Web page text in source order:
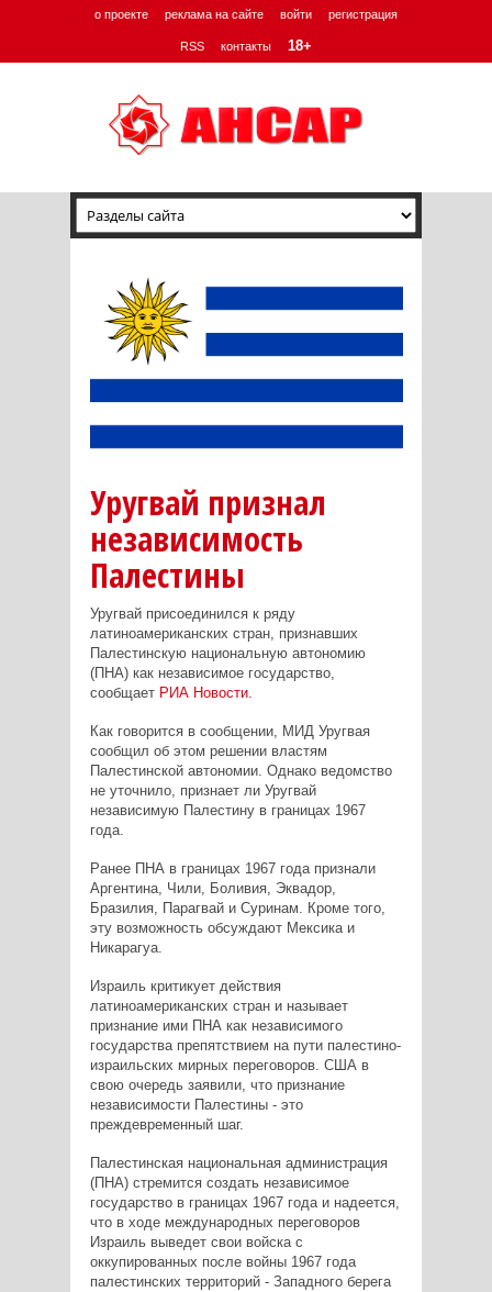
о проекте реклама на сайте войти регистрация
RSS контакты 18+
Уругвай признал
независимость
Палестины
Уругвай присоединился к ряду
латиноамериканских стран, признавших
Палестинскую национальную автономию
(ПНА) как независимое государство,
сообщает РИА Новости.
Как говорится в сообщении, МИД Уругвая
сообщил об этом решении властям
Палестинской автономии. Однако ведомство
не уточнило, признает ли Уругвай
независимую Палестину в границах 1967
года.
Ранее ПНА в границах 1967 года признали
Аргентина, Чили, Боливия, Эквадор,
Бразилия, Парагвай и Суринам. Кроме того,
эту возможность обсуждают Мексика и
Никарагуа.
Израиль критикует действия
латиноамериканских стран и называет
признание ими ПНА как независимого
государства препятствием на пути палестино-
израильских мирных переговоров. США в
свою очередь заявили, что признание
независимости Палестины - это
преждевременный шаг.
Палестинская национальная администрация
(ПНА) стремится создать независимое
государство в границах 1967 года и надеется,
что в ходе международных переговоров
Израиль выведет свои войска с
оккупированных после войны 1967 года
палестинских территорий - Западного берега